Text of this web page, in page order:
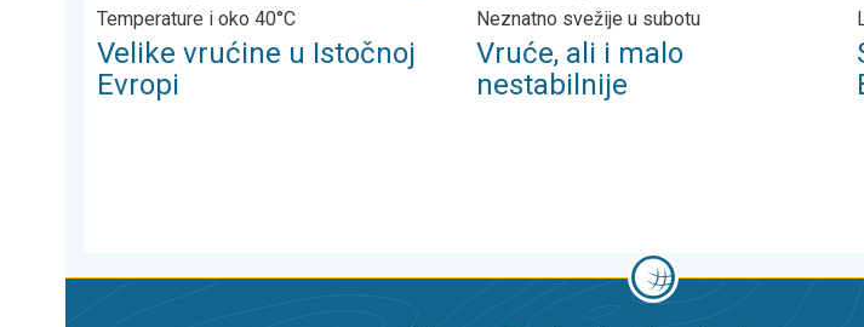
Temperature i oko 40°C
Velike vrućine u Istočnoj
Evropi
Neznatno svežije u subotu
Vruće, ali i malo
nestabilnije